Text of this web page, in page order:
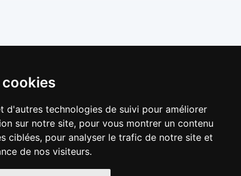
d'autres technologies de suivi pour améliorer
sur notre site, pour vous montrer un contenu
ciblées, pour analyser le trafic de notre site et
de nos visiteurs.
France